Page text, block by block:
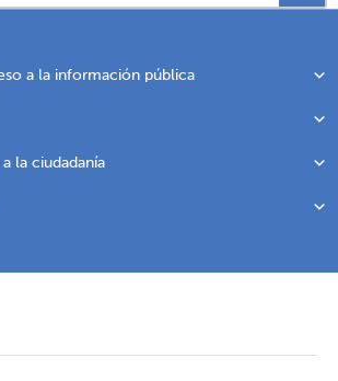
a la información pública
la ciudadanía